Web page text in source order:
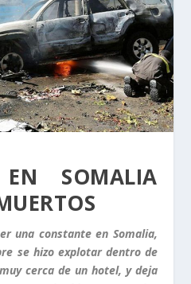
SOMALIA
una constante en Somalia,
se hizo explotar dentro de
cerca de un hotel, y deja